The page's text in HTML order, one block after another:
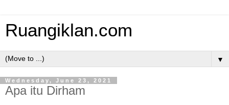
Ruangiklan.com
▼
Wednesday, June 23, 2021
Apa itu Dirham